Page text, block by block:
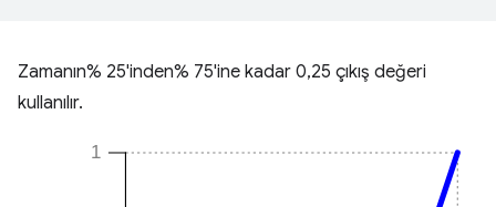
Zamanın% 25'inden% 75'ine kadar 0,25 çıkış değeri
kullanılır.